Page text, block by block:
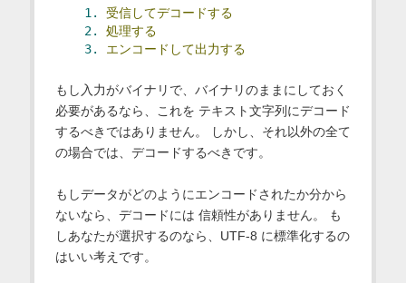
1.
受信してデコードする
2.
処理する
3.
エンコードして出力する
もし入力がバイナリで、バイナリのままにしておく
必要があるなら、これを テキスト文字列にデコード
するべきではありません。 しかし、それ以外の全て
の場合では、デコードするべきです。
もしデータがどのようにエンコードされたか分から
ないなら、デコードには 信頼性がありません。 も
しあなたが選択するのなら、UTF-8 に標準化するの
はいい考えです。